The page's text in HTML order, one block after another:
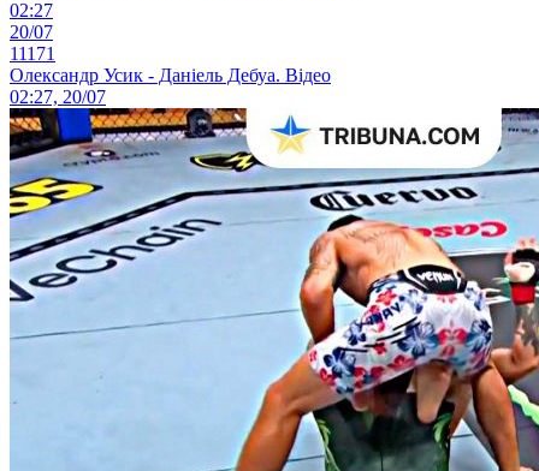
02:27
20/07
11171
Олександр Усик - Даніель Дебуа. Відео
02:27, 20/07